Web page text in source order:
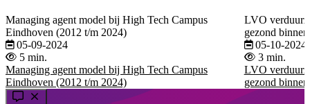
Managing agent model bij High Tech Campus
Eindhoven (2012 t/m 2024)
05-09-2024
5 min.
Managing agent model bij High Tech Campus
Eindhoven (2012 t/m 2024)
LVO
gezond
05-10-2024
3 min.
LVO
gezond